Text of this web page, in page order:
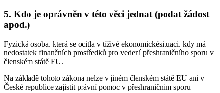
5. Kdo je oprávněn v této věci jednat (podat žádost
apod.)
Fyzická osoba, která se ocitla v tíživé ekonomickésituaci, kdy má
nedostatek finančních prostředků pro vedení přeshraničního sporu v
členském státě EU.
Na základě tohoto zákona nelze v jiném členském státě EU ani v
České republice zajistit právní pomoc v přeshraničním sporu